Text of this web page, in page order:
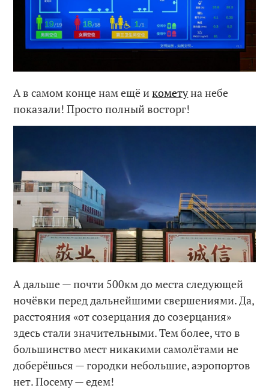
А в самом конце нам ещё икометуна небе
показали! Просто полный восторг!
А дальше — почти 500км до места следующей
ночёвки перед дальнейшими свершениями. Да,
расстояния «от созерцания до созерцания»
здесь стали значительными. Тем более, что в
большинство мест никакими самолётами не
доберёшься — городки небольшие, аэропортов
нет. Посему — едем!